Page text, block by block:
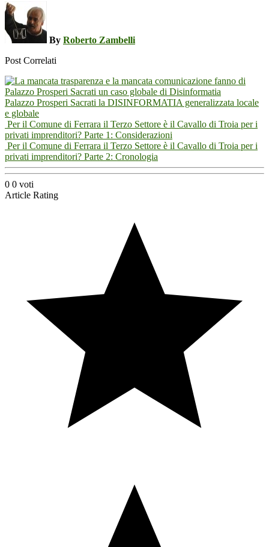
By Roberto Zambelli
Post Correlati
Palazzo Prosperi Sacrati la DISINFORMATIA generalizzata locale
e globale
Per il Comune di Ferrara il Terzo Settore è il Cavallo di Troia per i
privati imprenditori? Parte 1: Considerazioni
Per il Comune di Ferrara il Terzo Settore è il Cavallo di Troia per i
privati imprenditori? Parte 2: Cronologia
0 0 voti
Article Rating